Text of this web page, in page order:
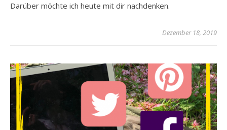
Darüber möchte ich heute mit dir nachdenken.
Dezember 18, 2019